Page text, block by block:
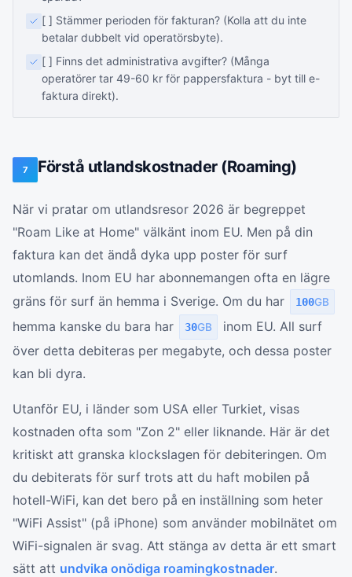
[ ] Stämmer perioden för fakturan? (Kolla att du inte
betalar dubbelt vid operatörsbyte).
[ ] Finns det administrativa avgifter? (Många
operatörer tar 49-60 kr för pappersfaktura - byt till e-
faktura direkt).
7 Förstå utlandskostnader (Roaming)
När vi pratar om utlandsresor 2026 är begreppet
"Roam Like at Home" välkänt inom EU. Men på din
faktura kan det ändå dyka upp poster för surf
utomlands. Inom EU har abonnemangen ofta en lägre
gräns för surf än hemma i Sverige. Om du har
100GB
hemma kanske du bara har 30GB
inom EU. All surf
över detta debiteras per megabyte, och dessa poster
kan bli dyra.
Utanför EU, i länder som USA eller Turkiet, visas
kostnaden ofta som "Zon 2" eller liknande. Här är det
kritiskt att granska klockslagen för debiteringen. Om
du debiterats för surf trots att du haft mobilen på
hotell-WiFi, kan det bero på en inställning som heter
"WiFi Assist" (på iPhone) som använder mobilnätet om
WiFi-signalen är svag. Att stänga av detta är ett smart
sätt att undvika onödiga roamingkostnader.